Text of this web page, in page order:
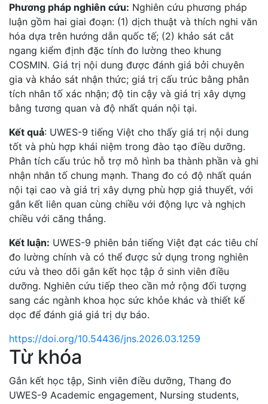
Phương pháp nghiên cứu: Nghiên cứu phương pháp
luận gồm hai giai đoạn: (1) dịch thuật và thích nghi văn
hóa dựa trên hướng dẫn quốc tế; (2) khảo sát cắt
ngang kiểm định đặc tính đo lường theo khung
COSMIN. Giá trị nội dung được đánh giá bởi chuyên
gia và khảo sát nhận thức; giá trị cấu trúc bằng phân
tích nhân tố xác nhận; độ tin cậy và giá trị xây dựng
bằng tương quan và độ nhất quán nội tại.
Kết quả: UWES-9 tiếng Việt cho thấy giá trị nội dung
tốt và phù hợp khái niệm trong đào tạo điều dưỡng.
Phân tích cấu trúc hỗ trợ mô hình ba thành phần và ghi
nhận nhân tố chung mạnh. Thang đo có độ nhất quán
nội tại cao và giá trị xây dựng phù hợp giả thuyết, với
gắn kết liên quan cùng chiều với động lực và nghịch
chiều với căng thẳng.
Kết luận: UWES-9 phiên bản tiếng Việt đạt các tiêu chí
đo lường chính và có thể được sử dụng trong nghiên
cứu và theo dõi gắn kết học tập ở sinh viên điều
dưỡng. Nghiên cứu tiếp theo cần mở rộng đối tượng
sang các ngành khoa học sức khỏe khác và thiết kế
dọc để đánh giá giá trị dự báo.
https://doi.org/10.54436/jns.2026.03.1259
Từ khóa
Gắn kết học tập, Sinh viên điều dưỡng, Thang đo
UWES-9 Academic engagement, Nursing students,